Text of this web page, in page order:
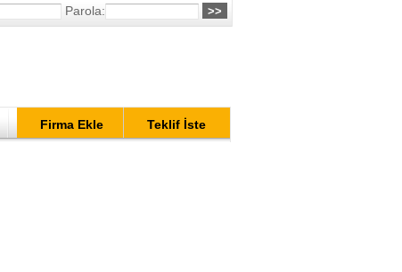
Parola:
Teklif İste
Firma Ekle